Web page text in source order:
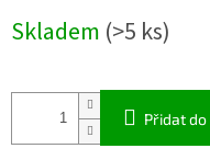
cena:
Skladem (>5 ks)
Přidat do